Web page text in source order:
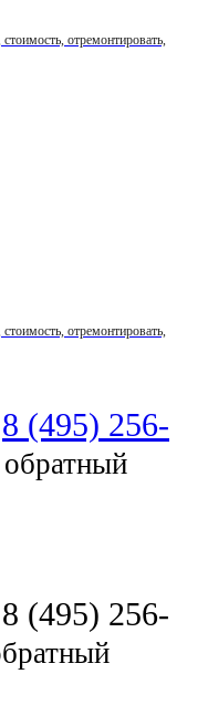
8 (495) 256-
8 (495) 256-